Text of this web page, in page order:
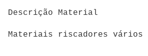
Descrição Material
Materiais riscadores vários